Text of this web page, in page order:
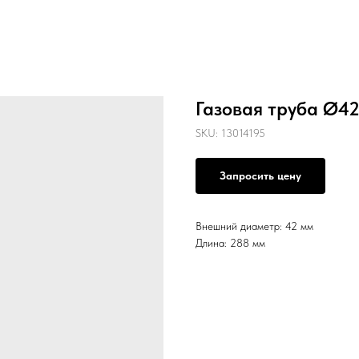
Газовая труба
SKU: 13014195
Запросить цену
Внешний диаметр: 42 мм
Длина: 288 мм